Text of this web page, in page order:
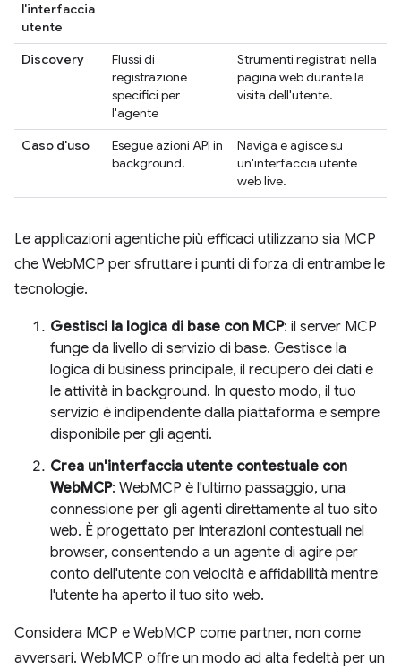
l'interfaccia
utente
Discovery
Flussi di
registrazione
specifici per
l'agente
Strumenti registrati nella
pagina web durante la
visita dell'utente.
Caso d'uso
Esegue azioni API in
background.
Naviga e agisce su
un'interfaccia utente
web live.
Le applicazioni agentiche più efficaci utilizzano sia MCP
che WebMCP per sfruttare i punti di forza di entrambe le
tecnologie.
Gestisci la logica di base con MCP: il server MCP
funge da livello di servizio di base. Gestisce la
logica di business principale, il recupero dei dati e
le attività in background. In questo modo, il tuo
servizio è indipendente dalla piattaforma e sempre
disponibile per gli agenti.
Crea un'interfaccia utente contestuale con
WebMCP: WebMCP è l'ultimo passaggio, una
connessione per gli agenti direttamente al tuo sito
web. È progettato per interazioni contestuali nel
browser, consentendo a un agente di agire per
conto dell'utente con velocità e affidabilità mentre
l'utente ha aperto il tuo sito web.
Considera MCP e WebMCP come partner, non come
avversari. WebMCP offre un modo ad alta fedeltà per un